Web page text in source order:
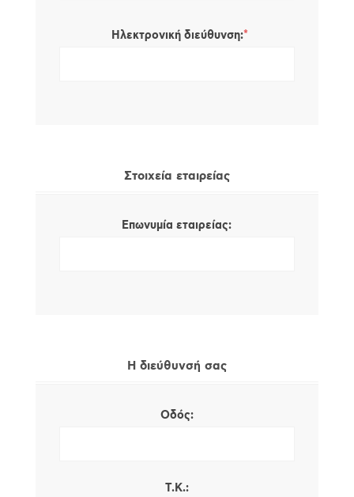
Ηλεκτρονική διεύθυνση:*
Στοιχεία εταιρείας
Επωνυμία εταιρείας:
Η διεύθυνσή σας
Οδός:
Τ.Κ.: